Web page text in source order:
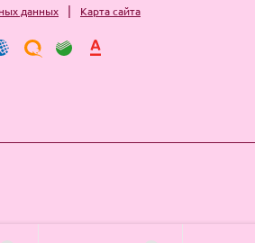
данных | Карта сайта